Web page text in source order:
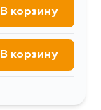
В корзину
В корзину